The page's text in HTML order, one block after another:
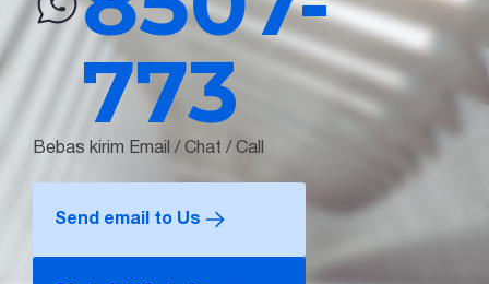
773
Bebas kirim Email / Chat / Call
Send email to Us